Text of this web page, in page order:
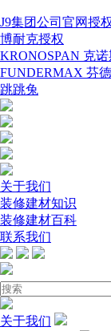
J9集团公司官网授
博耐克授权
KRONOSPAN 克诺
FUNDERMAX 芬
跳跳兔
关于我们
装修建材知识
装修建材百科
联系我们
关于我们